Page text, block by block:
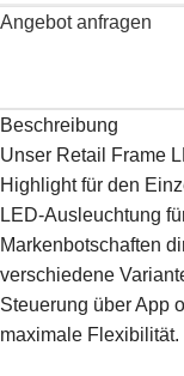
Angebot anfragen
Beschreibung
Unser Retail Frame
Highlight für den
LED-Ausleuchtung
Markenbotschaften
verschiedene
Steuerung über App
maximale Flexibilität.